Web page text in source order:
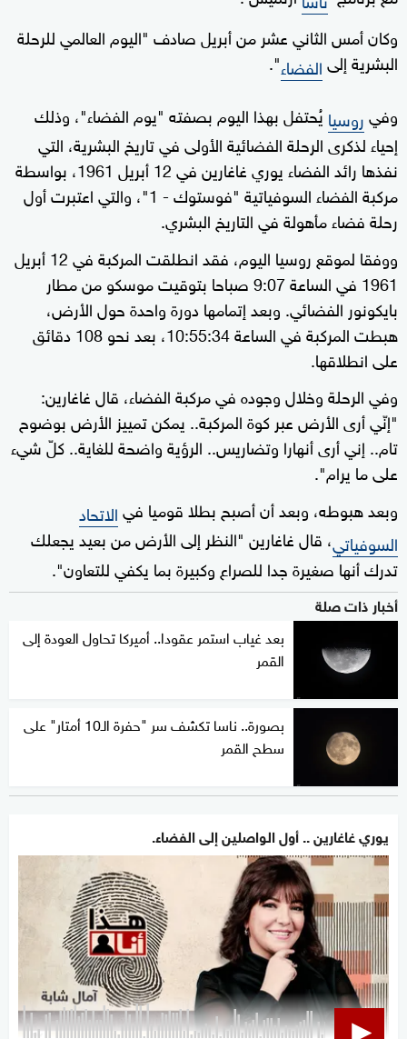
وكان أمس الثاني عشر من أبريل صادف "اليوم العالمي للرحلة
البشرية إلىالفضاء".
وفيروسيا يُحتفل بهذا اليوم بصفته "يوم الفضاء"، وذلك
إحياء لذكرى الرحلة الفضائية الأولى في تاريخ البشرية، التي
نفذها رائد الفضاء يوري غاغارين في 12 أبريل 1961، بواسطة
مركبة الفضاء السوفياتية "فوستوك - 1"، والتي اعتبرت أول
رحلة فضاء مأهولة في التاريخ البشري.
ووفقا لموقع روسيا اليوم، فقد انطلقت المركبة في 12 أبريل
1961 في الساعة 9:07 صباحا بتوقيت موسكو من مطار
بايكونور الفضائي. وبعد إتمامها دورة واحدة حول الأرض،
هبطت المركبة في الساعة 10:55:34، بعد نحو 108 دقائق
على انطلاقها.
وفي الرحلة وخلال وجوده في مركبة الفضاء، قال غاغارين:
"إنّي أرى الأرض عبر كوة المركبة.. يمكن تمييز الأرض بوضوح
تام.. إني أرى أنهارا وتضاريس.. الرؤية واضحة للغاية.. كلّ شيء
على ما يرام".
وبعد هبوطه، وبعد أن أصبح بطلا قوميا فيالاتحاد
السوفياتي، قال غاغارين "النظر إلى الأرض من بعيد يجعلك
تدرك أنها صغيرة جدا للصراع وكبيرة بما يكفي للتعاون".
أخبار ذات صلة
بعد غياب استمر عقودا.. أميركا تحاول العودة إلى
القمر
بصورة.. ناسا تكشف سر "حفرة الـ10 أمتار" على
سطح القمر
يوري غاغارين .. أول الواصلين إلى الفضاء.